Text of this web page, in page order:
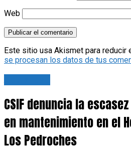
Web
Este sitio usa Akismet para reducir
se procesan los datos de tus
CSIF denuncia la
en mantenimiento en el
Los Pedroches